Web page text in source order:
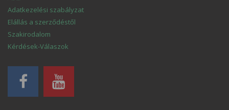
Adatkezelési szabályzat
Elállás a szerződéstől
Szakirodalom
Kérdések-Válaszok